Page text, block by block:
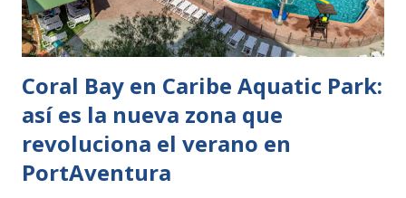
ambientada especialmente para la ocasión. A lo largo del
itinerario, los asistentes podrán disfrutar de ...
Coral Bay en Caribe Aquatic Park:
así es la nueva zona que
revoluciona el verano en
PortAventura